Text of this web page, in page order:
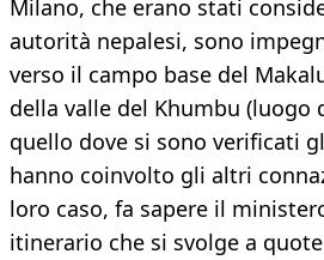
Milano, che erano stati
autorità nepalesi, sono
verso il campo base del
della valle del Khumbu
quello dove si sono verificati
hanno coinvolto gli altri
loro caso, fa sapere il
itinerario che si svolge a